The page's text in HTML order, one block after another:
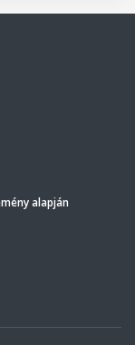
alapján